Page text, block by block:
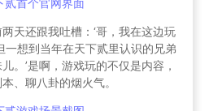
天还跟我吐槽：‘哥，我在这边玩
想到当年在天下贰里认识的兄弟
。’是啊，游戏玩的不仅是内容，
、聊八卦的烟火气。